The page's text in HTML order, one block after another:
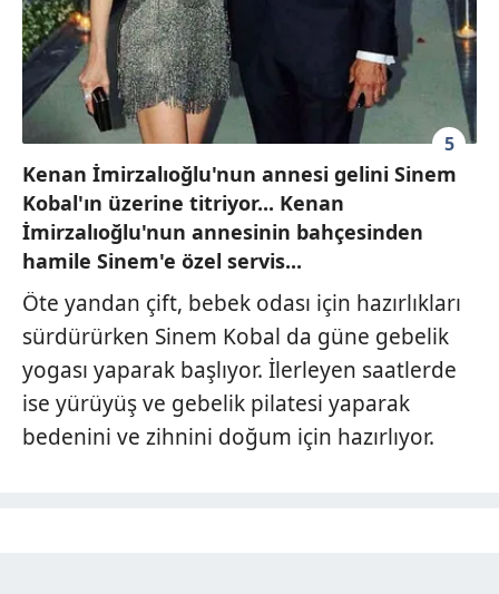
5
Kenan İmirzalıoğlu'nun annesi gelini Sinem
Kobal'ın üzerine titriyor... Kenan
İmirzalıoğlu'nun annesinin bahçesinden
hamile Sinem'e özel servis...
Öte yandan çift, bebek odası için hazırlıkları
sürdürürken Sinem Kobal da güne gebelik
yogası yaparak başlıyor. İlerleyen saatlerde
ise yürüyüş ve gebelik pilatesi yaparak
bedenini ve zihnini doğum için hazırlıyor.